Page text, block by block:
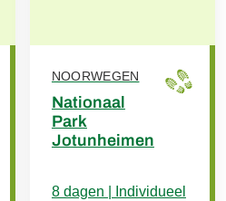
NOORWEGEN
Nationaal
Park
Jotunheimen
8 dagen | Individueel